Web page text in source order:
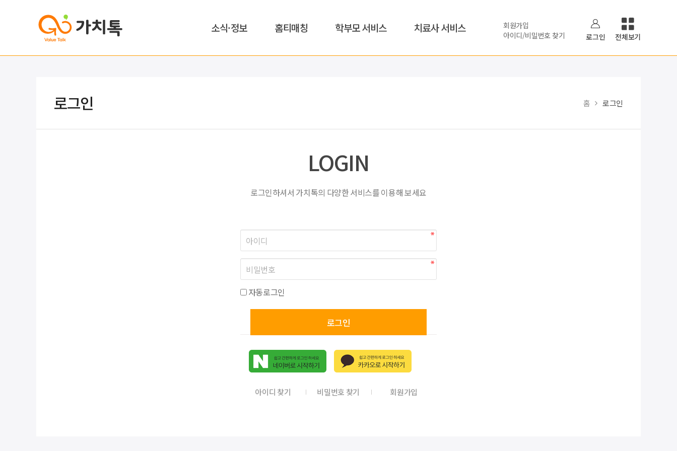
소식·정보 홈티매칭 학부모 서비스 치료사 서비스
회원가입
아이디/비밀번호 찾기
로그인 전체보기
로그인 홈 로그인
LOGIN
로그인하셔서 가치톡의 다양한 서비스를 이용해 보세요
자동로그인
로그인
아이디 찾기 비밀번호 찾기 회원가입